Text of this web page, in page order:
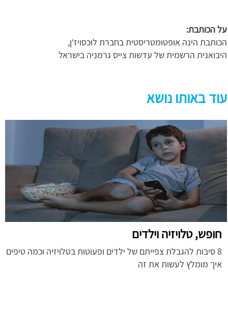
על הכותבת:
הכותבת הינה אופטומטריסטית בחברת לוכסויז‘ן,
היבואנית הרשמית של עדשות צייס גרמניה בישראל
עוד באותו נושא
חופש, טלויזיה וילדים
8 סיבות להגבלת צפייתם של ילדים ופעוטות בטלויזיה וכמה טיפים
איך מומלץ לעשות את זה